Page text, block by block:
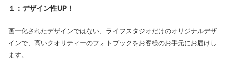
１：デザイン性UP！
画一化されたデザインではない、ライフスタジオだけのオリジナルデザ
インで、高いクオリティーのフォトブックをお客様のお手元にお届けし
ます。